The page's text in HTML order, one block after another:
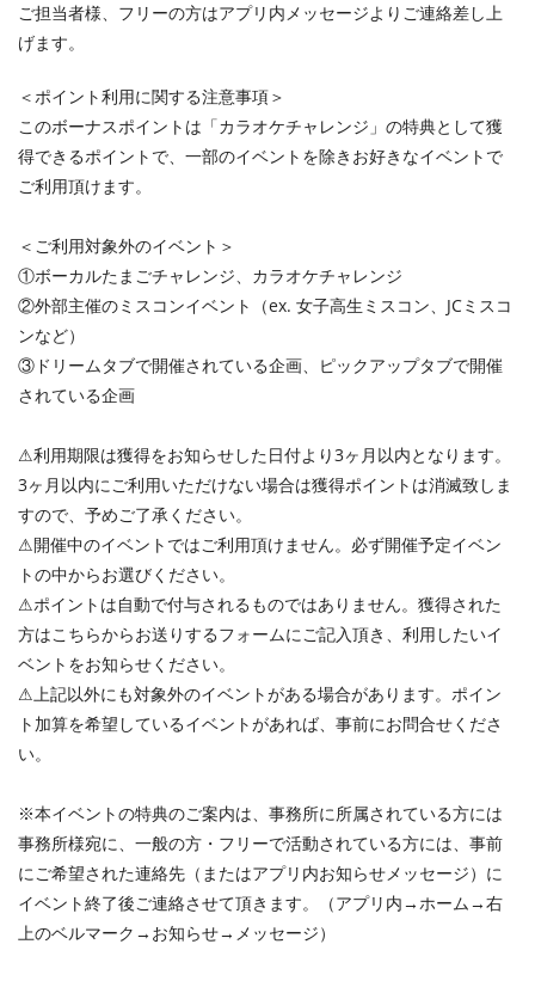
ご担当者様、フリーの方はアプリ内メッセージよりご連絡差し上
げます。
＜ポイント利用に関する注意事項＞
このボーナスポイントは「カラオケチャレンジ」の特典として獲
得できるポイントで、一部のイベントを除きお好きなイベントで
ご利用頂けます。
＜ご利用対象外のイベント＞
①ボーカルたまごチャレンジ、カラオケチャレンジ
②外部主催のミスコンイベント（ex. 女子高生ミスコン、JCミスコ
ンなど）
③ドリームタブで開催されている企画、ピックアップタブで開催
されている企画
⚠︎利用期限は獲得をお知らせした日付より3ヶ月以内となります。
3ヶ月以内にご利用いただけない場合は獲得ポイントは消滅致しま
すので、予めご了承ください。
⚠︎開催中のイベントではご利用頂けません。必ず開催予定イベン
トの中からお選びください。
⚠︎ポイントは自動で付与されるものではありません。獲得された
方はこちらからお送りするフォームにご記入頂き、利用したいイ
ベントをお知らせください。
⚠︎上記以外にも対象外のイベントがある場合があります。ポイン
ト加算を希望しているイベントがあれば、事前にお問合せくださ
い。
※本イベントの特典のご案内は、事務所に所属されている方には
事務所様宛に、一般の方・フリーで活動されている方には、事前
にご希望された連絡先（またはアプリ内お知らせメッセージ）に
イベント終了後ご連絡させて頂きます。（アプリ内→ホーム→右
上のベルマーク→お知らせ→メッセージ）